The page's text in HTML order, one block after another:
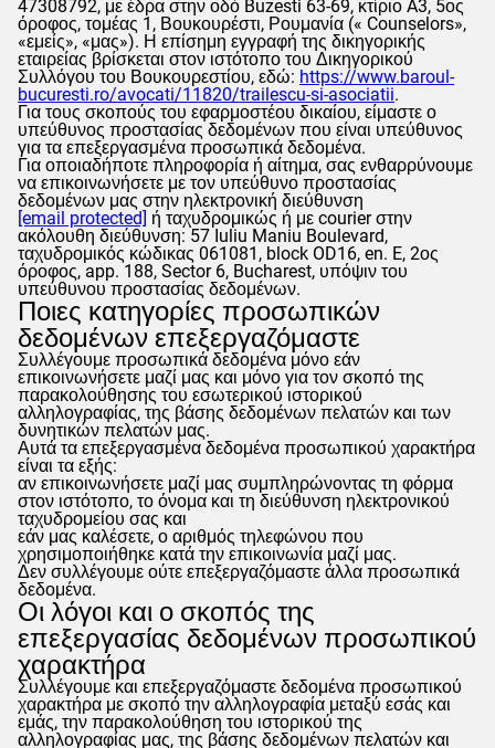
47308792, με έδρα στην οδό Buzesti 63-69, κτίριο A3, 5ος
όροφος, τομέας 1, Βουκουρέστι, Ρουμανία (« Counselors»,
«εμείς», «μας»). Η επίσημη εγγραφή της δικηγορικής
εταιρείας βρίσκεται στον ιστότοπο του Δικηγορικού
Συλλόγου του Βουκουρεστίου, εδώ: https://www.baroul-
bucuresti.ro/avocati/11820/trailescu-si-asociatii.
Για τους σκοπούς του εφαρμοστέου δικαίου, είμαστε ο
υπεύθυνος προστασίας δεδομένων που είναι υπεύθυνος
για τα επεξεργασμένα προσωπικά δεδομένα.
Για οποιαδήποτε πληροφορία ή αίτημα, σας ενθαρρύνουμε
να επικοινωνήσετε με τον υπεύθυνο προστασίας
δεδομένων μας στην ηλεκτρονική διεύθυνση
[email protected] ή ταχυδρομικώς ή με courier στην
ακόλουθη διεύθυνση: 57 Iuliu Maniu Boulevard,
ταχυδρομικός κώδικας 061081, block OD16, en. E, 2ος
όροφος, app. 188, Sector 6, Bucharest, υπόψιν του
υπεύθυνου προστασίας δεδομένων.
Ποιες κατηγορίες προσωπικών
δεδομένων επεξεργαζόμαστε
Συλλέγουμε προσωπικά δεδομένα μόνο εάν
επικοινωνήσετε μαζί μας και μόνο για τον σκοπό της
παρακολούθησης του εσωτερικού ιστορικού
αλληλογραφίας, της βάσης δεδομένων πελατών και των
δυνητικών πελατών μας.
Αυτά τα επεξεργασμένα δεδομένα προσωπικού χαρακτήρα
είναι τα εξής:
αν επικοινωνήσετε μαζί μας συμπληρώνοντας τη φόρμα
στον ιστότοπο, το όνομα και τη διεύθυνση ηλεκτρονικού
ταχυδρομείου σας και
εάν μας καλέσετε, ο αριθμός τηλεφώνου που
χρησιμοποιήθηκε κατά την επικοινωνία μαζί μας.
Δεν συλλέγουμε ούτε επεξεργαζόμαστε άλλα προσωπικά
δεδομένα.
Οι λόγοι και ο σκοπός της
επεξεργασίας δεδομένων προσωπικού
χαρακτήρα
Συλλέγουμε και επεξεργαζόμαστε δεδομένα προσωπικού
χαρακτήρα με σκοπό την αλληλογραφία μεταξύ εσάς και
εμάς, την παρακολούθηση του ιστορικού της
αλληλογραφίας μας, της βάσης δεδομένων πελατών και